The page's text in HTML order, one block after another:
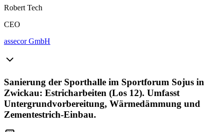
Robert Tech
CEO
assecor GmbH
Sanierung der Sporthalle im Sportforum Sojus in
Zwickau: Estricharbeiten (Los 12). Umfasst
Untergrundvorbereitung, Wärmedämmung und
Zementestrich-Einbau.